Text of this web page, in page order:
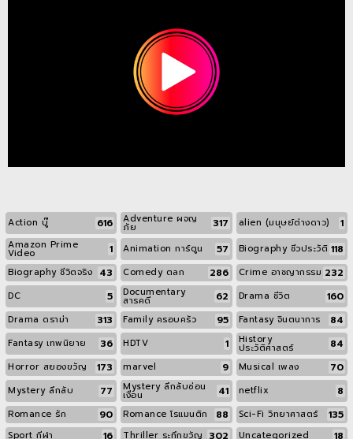
Action บู๊ 616 Adventure ผจญ
ภัย 317 alien (มนุษย์ต่างดาว) 1
Amazon Prime
Video 1 Animation การ์ตูน 57 Biography ชีวประวัติ 118
Biography ชีวิตจริง 43 Comedy ตลก 286 Crime อาชญากรรม 232
DC 5 Documentary
สารคดี 62 Drama ชีวิต 160
Drama ดราม่า 313 Family ครอบครัว 95 Fantasy จินตนาการ 84
Fantasy เทพนิยาย 36 HDTV 1 History
ประวัติศาสตร์ 84
Horror สยองขวัญ 173 marvel 9 Musical เพลง 70
Mystery ลึกลับ 77 Mystery ลึกลับซ่อน
เงื่อน 41 netflix 8
Romance รัก 90 Romance โรแมนติก 88 Sci-Fi วิทยาศาสตร์ 135
Sport กีฬา 16 Thriller ระทึกขวัญ 302 Uncategorized 18